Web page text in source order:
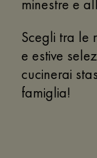
minestre e
Scegli tra le
e estive
cucinerai
famiglia!